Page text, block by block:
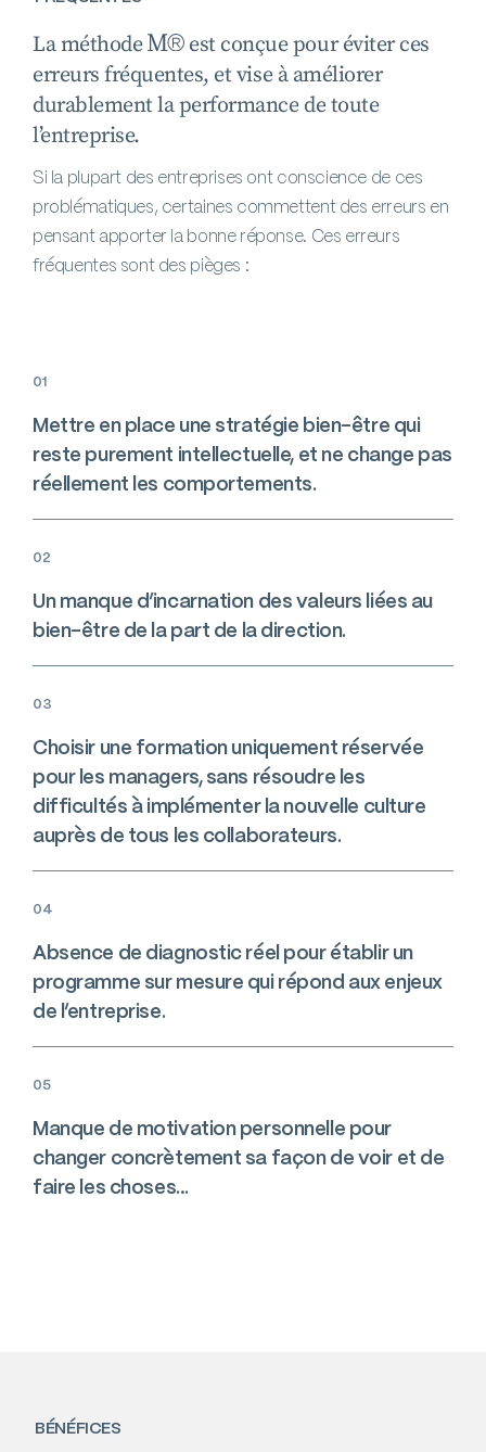
La méthode
est conçue pour éviter ces
erreurs fréquentes, et vise à améliorer
durablement la performance de toute
l’entreprise.
Si la plupart des entreprises ont conscience de ces
problématiques, certaines commettent des erreurs en
pensant apporter la bonne réponse. Ces erreurs
fréquentes sont des pièges :
01
Mettre en place une stratégie bien-être qui
reste purement intellectuelle, et ne change pas
réellement les comportements.
02
Un manque d’incarnation des valeurs liées au
bien-être de la part de la direction.
03
Choisir une formation uniquement réservée
pour les managers, sans résoudre les
difficultés à implémenter la nouvelle culture
auprès de tous les collaborateurs.
04
Absence de diagnostic réel pour établir un
programme sur mesure qui répond aux enjeux
de l’entreprise.
05
Manque de motivation personnelle pour
changer concrètement sa façon de voir et de
faire les choses…
BÉNÉFICES